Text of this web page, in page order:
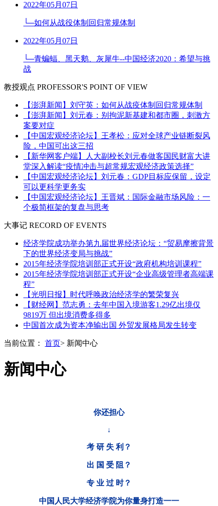
2022年05月07日
└─如何从战役体制回归常规体制
2022年05月07日
└─青蝙蝠、黑天鹅、灰犀牛--中国经济2020：希望与挑
战
教授观点 PROFESSOR'S POINT OF VIEW
【澎湃新闻】刘守英：如何从战疫体制回归常规体制
【澎湃新闻】刘元春：别拘泥新基建和都市圈，刺激方
案要对症
【中国宏观经济论坛】王孝松：应对全球产业链断裂风
险，中国可出这三招
【新华网客户端】人大副校长刘元春做客国民财富大讲
堂深入解读“疫情冲击与超常规宏观经济政策选择”
【中国宏观经济论坛】刘元春：GDP目标应保留，设定
可以更科学更务实
【中国宏观经济论坛】王晋斌：国际金融市场风险：一
个极简框架的复盘与思考
大事记 RECORD OF EVENTS
经济学院成功举办第九届世界经济论坛：“贸易摩擦背景
下的世界经济变局与挑战”
2015年经济学院培训部正式开设“政府机构培训课程”
2015年经济学院培训部正式开设“企业高级管理者高端课
程”
【光明日报】时代呼唤政治经济学的繁荣复兴
【财经网】范志勇：去年中国入境游客1.29亿出境仅
9819万 但出境消费多得多
中国首次成为资本净输出国 外贸发展格局发生转变
当前位置： 首页> 新闻中心
新闻中心
你还担心
↓
考 研 失 利？
出 国 受 阻？
专 业 过 时？
中国人民大学经济学院为你量身打造一一